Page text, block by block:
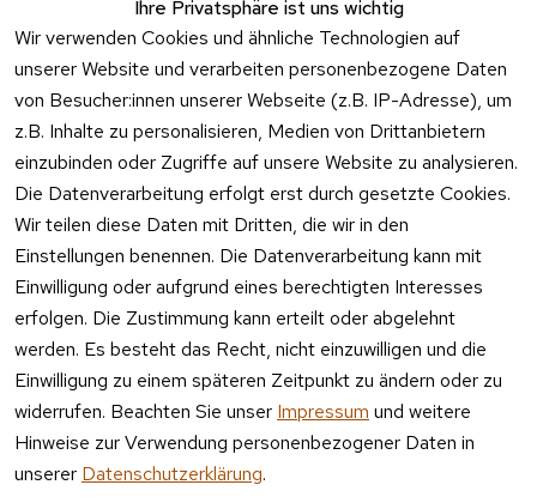
Ihre Privatsphäre ist uns wichtig
Wir verwenden Cookies und ähnliche Technologien auf
unserer Website und verarbeiten personenbezogene Daten
von Besucher:innen unserer Webseite (z.B. IP-Adresse), um
z.B. Inhalte zu personalisieren, Medien von Drittanbietern
einzubinden oder Zugriffe auf unsere Website zu analysieren.
Die Datenverarbeitung erfolgt erst durch gesetzte Cookies.
Wir teilen diese Daten mit Dritten, die wir in den
Einstellungen benennen. Die Datenverarbeitung kann mit
Einwilligung oder aufgrund eines berechtigten Interesses
erfolgen. Die Zustimmung kann erteilt oder abgelehnt
werden. Es besteht das Recht, nicht einzuwilligen und die
Einwilligung zu einem späteren Zeitpunkt zu ändern oder zu
widerrufen. Beachten Sie unser Impressum und weitere
Hinweise zur Verwendung personenbezogener Daten in
unserer Datenschutzerklärung.
nweis
Verpacku
ngshinwei
se
Altgeräte
-
Entsorgu
ng
Vertrag
widerrufen
09:00 –
17:00 Uhr
Telefon
Kundenservic
e:
Mo – Fr 11:00
– 15:00 Uhr
Versa
ndpa
rtner